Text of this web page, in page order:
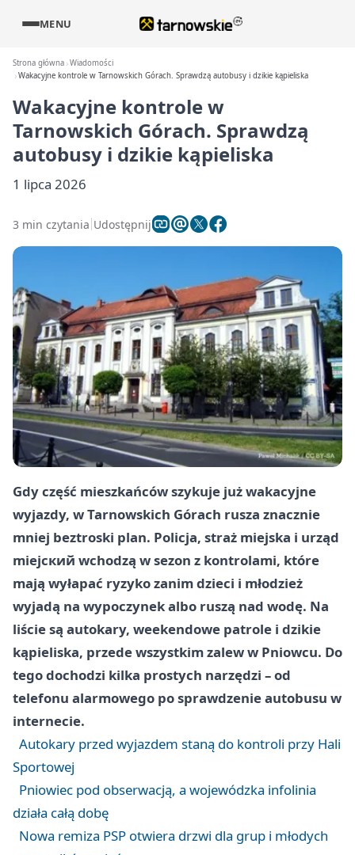
MENU
Strona główna Wiadomości
Wakacyjne kontrole w Tarnowskich Górach. Sprawdzą autobusy i dzikie kąpieliska
Wakacyjne kontrole w
Tarnowskich Górach. Sprawdzą
autobusy i dzikie kąpieliska
1 lipca 2026
3 min czytania Udostępnij
Gdy część mieszkańców szykuje już wakacyjne
wyjazdy, w Tarnowskich Górach rusza znacznie
mniej beztroski plan. Policja, straż miejska i urząd
miejский wchodzą w sezon z kontrolami, które
mają wyłapać ryzyko zanim dzieci i młodzież
wyjadą na wypoczynek albo ruszą nad wodę. Na
liście są autokary, weekendowe patrole i dzikie
kąpieliska, przede wszystkim zalew w Pniowcu. Do
tego dochodzi kilka prostych narzędzi – od
telefonu alarmowego po sprawdzenie autobusu w
internecie.
Autokary przed wyjazdem staną do kontroli przy Hali
Sportowej
Pniowiec pod obserwacją, a wojewódzka infolinia
działa całą dobę
Nowa remiza PSP otwiera drzwi dla grup i młodych